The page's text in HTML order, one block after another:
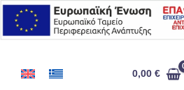
Μετάβαση
στο
περιεχόμενο
0,00€